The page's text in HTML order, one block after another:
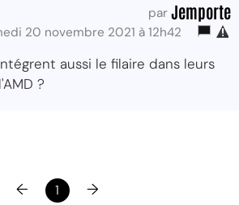
par Jemporte
20 novembre 2021 à 12h42
aussi le filaire dans leurs
?
← 1 →